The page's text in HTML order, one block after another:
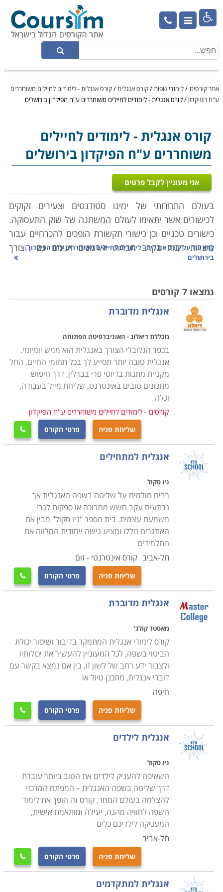

אתר קורסים /לימודי שפות/קורס אנגלית/קורס אנגלית - לימודים לחיילים משוחררים
ע"ח הפיקדון/קורס אנגלית - לימודים לחיילים משוחררים ע"ח הפיקדון בירושלים
קורס אנגלית- לימודים לחיילים
משוחררים ע"ח הפיקדון בירושלים
אני מעוניין לקבל פרטים
בעולם התחרותי של ימינו סטודנטים וצעירים זקוקים
לכישורים אשר יתאימו לעולם המשתנה של שוק התעסוקה.
כישורים טכניים וכן כישורי תקשורת הופכים להכרחיים עבור
משרות רבות בקרב חברות וארגונים ועימם גם הצורך
בשליטה ומיומנות בשפה האנגלית. רוב המסחר העולמי
האנגלית. חברות ברחבי העולם תרות אחר עובדים הבקיאים
בשפה ואשר מסוגלים לתקשר בה באופן שוטף.
דרך יעילה עבור אלו המעוניינים לחדד את כישוריהם בשפה
האנגלית הינה באמצעות קורס אנגלית. כישורי שפה טובים
הם צורך בסיסי בעבור כל אדם שמבקש ללמוד לימודים
אקדמיים, להשתלב במשרות בכירות בשוק העבודה ולצאת
לטיולים ברחבי העולם. בהתאם לכך, מערכת החינוך
בישראל שמה דגש רב על לימודי האנגלית. רמה גבוהה
מאפשרת השתלבות בתפקידים בכירים, עבודה בחו"ל ופיתוח
קשרים עסקיים עם בעלי עסקים בכל רחבי העולם.
ישנן חברות הייטק וחברות שעוסקות במסחר שתולות את
הקבלה בעבודה בראיון עבודה בשפה או מבחן ידע. לחיזוק
כישורי הלשון ושיפור המיומנויות בכל שלב כדאי להירשם
לקורס. בתי ספר שמציעים לימודי אנגלית אפשר למצוא בכל
רחבי הארץ. רשתות הלימוד הגדולות מפעילות סניפים
במרכזי הערים הגדולות בפריסה ארצית.
הצעד הראשון לקראת הלימודים מתחיל בבחירת קורס
אנגלית מתאים. בבתי הספר הגדולים אפשר יהיה למצוא
מבחר רמות לימוד, תחומים ושיטות לימוד. המבחן הראשוני
מאפשר לכל אחד להשתלב בקבוצה שמתאימה בדיוק לרמה
הנוכחית שלו. ההתאמה חיונית למניעת שעמום של
תלמידים מתקדמים בכיתות המתחילים או מצוקה של
מתחילים בכיתת מתקדמים
בבתי הספר הגדולים ללימוד אנגלית פועלות עשרות כיתות
לימוד במקביל. המדריכים והצוות המקצועי של בית הספר
מנהלים את כל התקשורת עם התלמידים בשפה. המבחר
הגדול בענף מאפשר לכל אחד למצוא לעצמו קורס שעונה
על הצרכים האישיים שלו. ברשימת הקורסים הפופולריים
ביותר אפשר למצוא: קורס מתחילים, קורס מתקדמים, קורסי
לימוד למבוגרים, קורס אנגלית עסקית וסדנת הכנה לראיון
עבודה באנגלית.
קרא עוד עלקורס אנגלית - לימודים לחיילים משוחררים ע"ח הפיקדון
בירושלים
נמצאו 7 קורסים
אנגלית מדוברת
מכללת דיאלוג - האוניברסיטה הפתוחה
בכפר הגלובלי הצורך באנגלית הוא ממש יומיומי.
אנגלית טובה יותר תסייע לך בכל תחומי החיים, החל
מקניית מתנות בדיוטי פרי בברלין, דרך חיפוש
מתכונים טובים באינטרנט, שליחת מייל בעבודה,
וכלה
קורסים - לימודים לחיילים משוחררים ע"ח הפיקדון
שליחת פניה פרטי הקורס 
אנגלית למתחילים
ניו סקול
רבים חולמים על שליטה בשפה האנגלית אך
נרתעים עקב חשש ממבוכה או ספקות לגבי
משמעת עצמית. בית הספר "ניו סקול" מבין את
האתגרים הללו ומציע גישה ייחודית המלווה את
התלמידים
תל-אביב קורס אינטרנטי - זום
שליחת פניה פרטי הקורס 
אנגלית מדוברת
מאסטר קולג'
קורס לימודי אנגלית המתמקד בדיבור ושיפור יכולת
הביטוי בשפה, לכל המעוניין להעשיר את יכולותיו
ולצבור ידע רחב של לשון זו, בין אם נמצא בקשר עם
דוברי אנגלית, מתכנן טיול או
חיפה
שליחת פניה פרטי הקורס 
אנגלית לילדים
ניו סקול
השאיפה להעניק לילדים את הטוב ביותר עוברת
דרך שליטה בשפה האנגלית – המפתח המרכזי
להצלחה בעולם המחר. קורס זה הופך את לימוד
השפה לחוויה מהנה, יעילה ומותאמת אישית,
המעניקה לילדיכם כלים
תל-אביב
שליחת פניה פרטי הקורס 
אנגלית למתקדמים